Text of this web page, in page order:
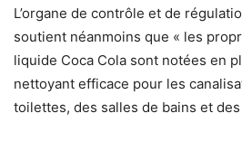
L’organe de contrôle et de
soutient néanmoins que « les
liquide Coca Cola sont notées en
nettoyant efficace pour les
toilettes, des salles de bains et